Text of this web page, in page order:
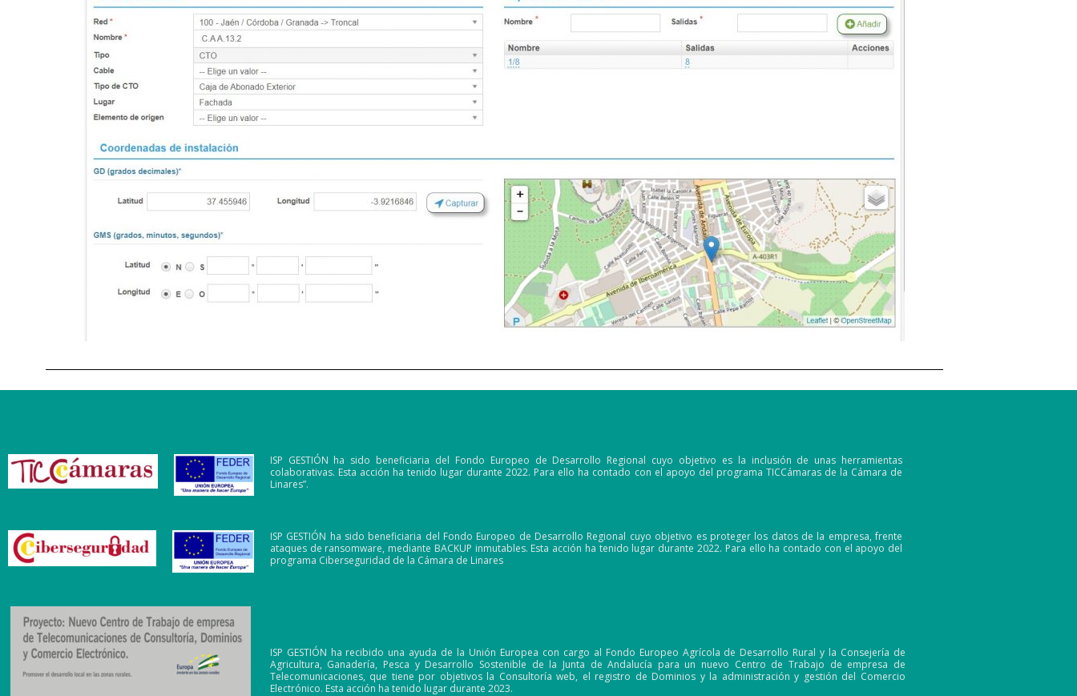
ISP GESTIÓN ha sido beneficiaria del Fondo Europeo de Desarrollo Regional cuyo objetivo es la inclusión de unas herramientas
colaborativas. Esta acción ha tenido lugar durante 2022. Para ello ha contado con el apoyo del programa TICCámaras de la Cámara de
Linares”.
ISP GESTIÓN ha sido beneficiaria del Fondo Europeo de Desarrollo Regional cuyo objetivo es proteger los datos de la empresa, frente
ataques de ransomware, mediante BACKUP inmutables. Esta acción ha tenido lugar durante 2022. Para ello ha contado con el apoyo del
programa Ciberseguridad de la Cámara de Linares
ISP GESTIÓN ha recibido una ayuda de la Unión Europea con cargo al Fondo Europeo Agrícola de Desarrollo Rural y la Consejería de
Agricultura, Ganadería, Pesca y Desarrollo Sostenible de la Junta de Andalucía para un nuevo Centro de Trabajo de empresa de
Telecomunicaciones, que tiene por objetivos la Consultoría web, el registro de Dominios y la administración y gestión del Comercio
Electrónico. Esta acción ha tenido lugar durante 2023.